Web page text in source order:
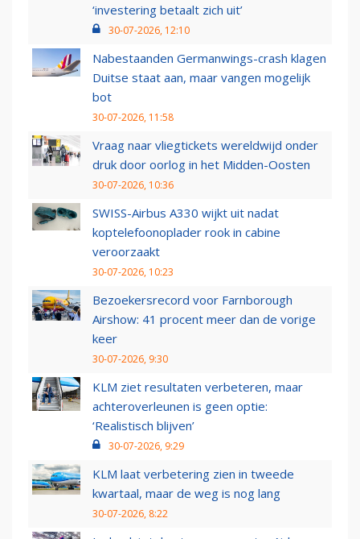
‘investering betaalt zich uit’
30-07-2026, 12:10
Nabestaanden Germanwings-crash klagen
Duitse staat aan, maar vangen mogelijk
bot
30-07-2026, 11:58
Vraag naar vliegtickets wereldwijd onder
druk door oorlog in het Midden-Oosten
30-07-2026, 10:36
SWISS-Airbus A330 wijkt uit nadat
koptelefoonoplader rook in cabine
veroorzaakt
30-07-2026, 10:23
Bezoekersrecord voor Farnborough
Airshow: 41 procent meer dan de vorige
keer
30-07-2026, 9:30
KLM ziet resultaten verbeteren, maar
achteroverleunen is geen optie:
‘Realistisch blijven’
30-07-2026, 9:29
KLM laat verbetering zien in tweede
kwartaal, maar de weg is nog lang
30-07-2026, 8:22